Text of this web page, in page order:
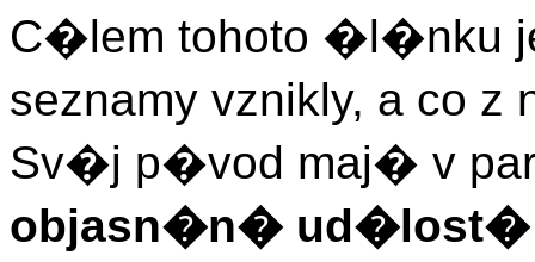
C�lem tohoto �l�nku
seznamy vznikly, a co
Sv�j p�vod maj� v
objasn�n� ud�lost�